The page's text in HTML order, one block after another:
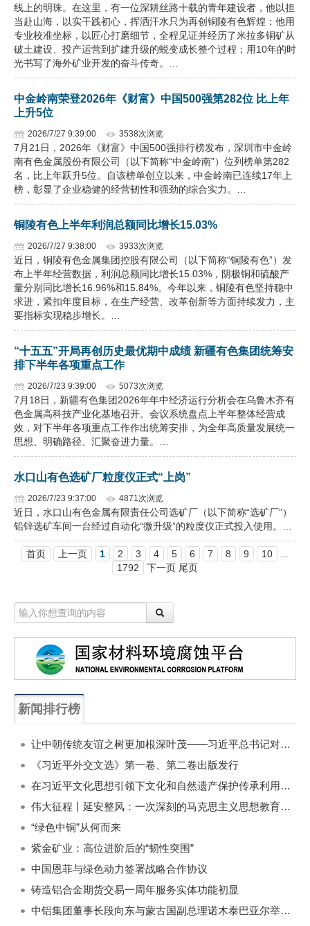
线上的明珠。在这里，有一位深耕丝路十载的青年建设者，他以担
当赴山海，以实干践初心，挥洒汗水只为再创铜陵有色辉煌；他用
专业校准坐标，以匠心打磨细节，全程见证并经历了米拉多铜矿从
破土建设、投产运营到扩建升级的蜕变成长整个过程；用10年的时
光书写了海外矿业开发的奋斗传奇。…
中金岭南荣登2026年《财富》中国500强第282位 比上年
上升5位
2026/7/27 9:39:00 3538次浏览
7月21日，2026年《财富》中国500强排行榜发布，深圳市中金岭
南有色金属股份有限公司（以下简称“中金岭南”）位列榜单第282
名，比上年跃升5位。自该榜单创立以来，中金岭南已连续17年上
榜，彰显了企业稳健的经营韧性和强劲的综合实力。…
铜陵有色上半年利润总额同比增长15.03%
2026/7/27 9:38:00 3933次浏览
近日，铜陵有色金属集团控股有限公司（以下简称“铜陵有色”）发
布上半年经营数据，利润总额同比增长15.03%，阴极铜和硫酸产
量分别同比增长16.96%和15.84%。今年以来，铜陵有色坚持稳中
求进，紧扣年度目标，在生产经营、改革创新等方面持续发力，主
要指标实现稳步增长。…
“十五五”开局再创历史最优期中成绩 新疆有色集团统筹安
排下半年各项重点工作
2026/7/23 9:39:00 5073次浏览
7月18日，新疆有色集团2026年年中经济运行分析会在乌鲁木齐有
色金属高科技产业化基地召开。会议系统盘点上半年整体经营成
效，对下半年各项重点工作作出统筹安排，为全年高质量发展统一
思想、明确路径、汇聚奋进力量。…
水口山有色选矿厂粒度仪正式“上岗”
2026/7/23 9:37:00 4871次浏览
近日，水口山有色金属有限责任公司选矿厂（以下简称“选矿厂”）
铅锌选矿车间一台经过自动化“微升级”的粒度仪正式投入使用。…
首页 上一页 1 2 3 4 5 6 7 8 9 10
1792
下一页 尾页
新闻排行榜
让中朝传统友谊之树更加根深叶茂——习近平总书记对朝鲜进行国事访问纪实
《习近平外交文选》第一卷、第二卷出版发行
在习近平文化思想引领下文化和自然遗产保护传承利用工作开创新局面
伟大征程丨延安整风：一次深刻的马克思主义思想教育运动
“绿色中铜”从何而来
紫金矿业：高位进阶后的“韧性突围”
中国恩菲与绿色动力签署战略合作协议
铸造铝合金期货交易一周年服务实体功能初显
中铝集团董事长段向东与蒙古国副总理诺木泰巴亚尔举行会谈